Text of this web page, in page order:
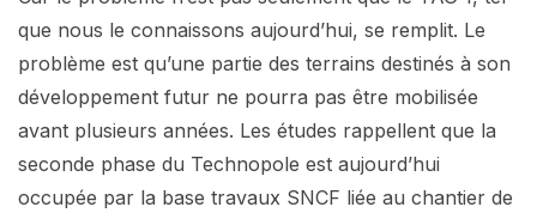
que nous le connaissons aujourd’hui, se remplit. Le
problème est qu’une partie des terrains destinés à son
développement futur ne pourra pas être mobilisée
avant plusieurs années. Les études rappellent que la
seconde phase du Technopole est aujourd’hui
occupée par la base travaux SNCF liée au chantier de